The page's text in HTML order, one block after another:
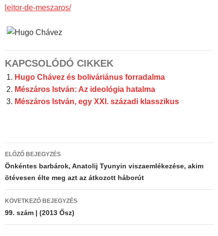
leitor-de-meszaros/
KAPCSOLÓDÓ CIKKEK
Hugo Chávez és boliváriánus forradalma
Mészáros István: Az ideológia hatalma
Mészáros István, egy XXI. századi klasszikus
Bejegyzés
navigáció
ELŐZŐ BEJEGYZÉS
Önkéntes barbárok, Anatolij Tyunyin viszaemlékezése, akim
ötévesen élte meg azt az átkozott háborút
KÖVETKEZŐ BEJEGYZÉS
99. szám | (2013 Ősz)